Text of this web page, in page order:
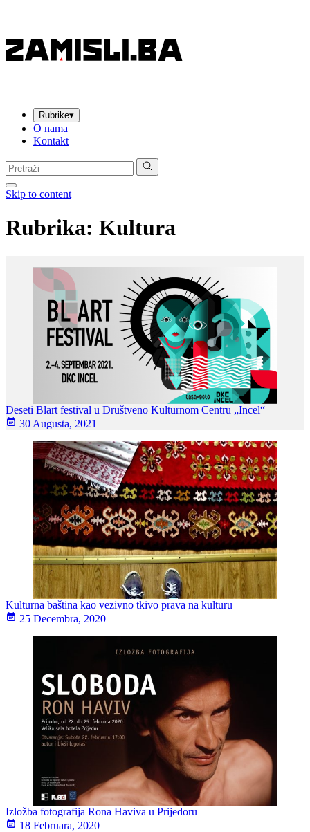
Rubrike▾
O nama
Kontakt
Pretraga:
Skip to content
Rubrika: Kultura
Deseti Blart festival u Društveno Kulturnom Centru „Incel“
30 Augusta, 2021
Kulturna baština kao vezivno tkivo prava na kulturu
25 Decembra, 2020
Izložba fotografija Rona Haviva u Prijedoru
18 Februara, 2020